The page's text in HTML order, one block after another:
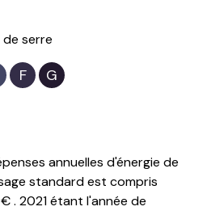
serre
F G
annuelles d'énergie de
standard est compris
. 2021 étant l'année de